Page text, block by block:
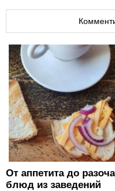
От аппетита до
блюд из заведений